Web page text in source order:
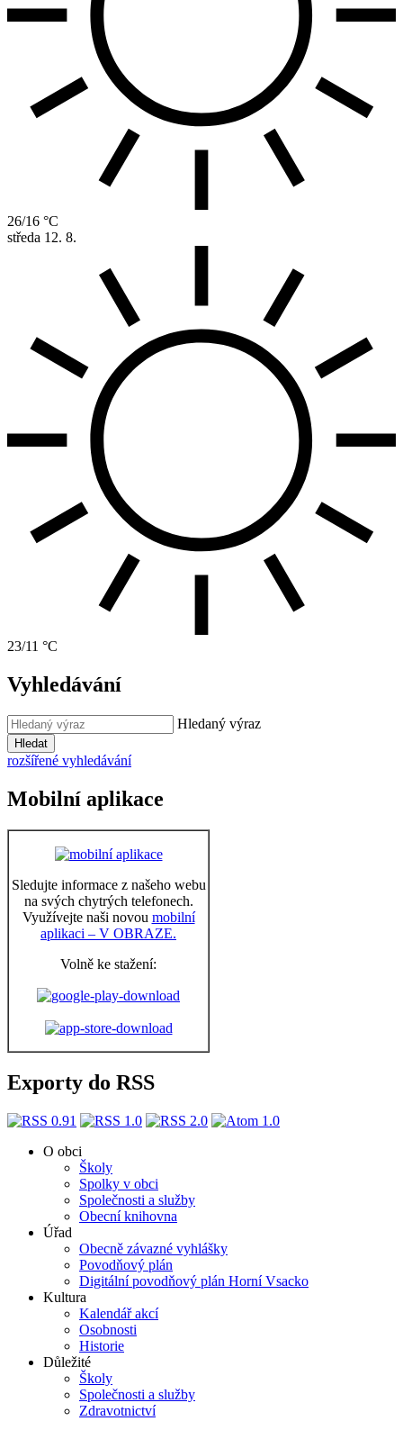
26/16 °C
středa 12. 8.
23/11 °C
Vyhledávání
Hledaný výraz
Hledat
rozšířené vyhledávání
Mobilní aplikace
Sledujte informace z našeho webu
na svých chytrých telefonech.
Využívejte naši novou mobilní
aplikaci – V OBRAZE.
Volně ke stažení:
Exporty do RSS
O obci
Školy
Spolky v obci
Společnosti a služby
Obecní knihovna
Úřad
Obecně závazné vyhlášky
Povodňový plán
Digitální povodňový plán Horní Vsacko
Kultura
Kalendář akcí
Osobnosti
Historie
Důležité
Školy
Společnosti a služby
Zdravotnictví